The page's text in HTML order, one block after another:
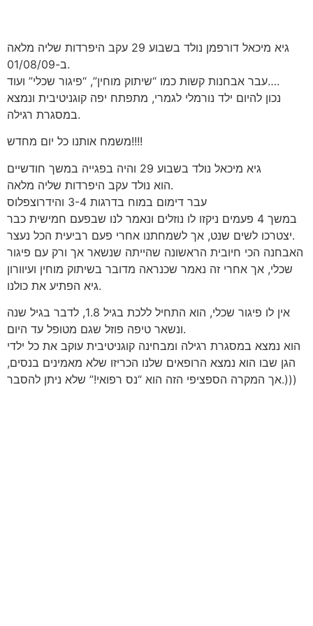
גיא מיכאל דורפמן נולד בשבוע 29 עקב היפרדות שליה מלאה
ב-01/08/09.
עבר אבחנות קשות כמו “שיתוק מוחין”, “פיגור שכלי” ועוד….
נכון להיום ילד נורמלי לגמרי, מתפתח יפה קוגניטיבית ונמצא
במסגרת רגילה.
משמח אותנו כל יום מחדש!!!!
גיא מיכאל נולד בשבוע 29 והיה בפגייה במשך חודשיים
הוא נולד עקב היפרדות שליה מלאה.
עבר דימום במוח בדרגות 3-4 והידרוצפלוס
במשך 4 פעמים ניקזו לו נוזלים ונאמר לנו שבפעם חמישית כבר
יצטרכו לשים שנט, אך לשמחתנו אחרי פעם רביעית הכל נעצר.
האבחנה הכי חיובית הראשונה שהייתה שנשאר אך ורק עם פיגור
שכלי, אך אחרי זה נאמר שכנראה מדובר בשיתוק מוחין ועיוורון
גיא הפתיע את כולנו.
אין לו פיגור שכלי, הוא התחיל ללכת בגיל 1.8, לדבר בגיל שנה
ונשאר טיפה פוזל שגם מטופל עד היום.
הוא נמצא במסגרת רגילה ומבחינה קוגניטיבית עוקב את כל ילדי
הגן שבו הוא נמצא הרופאים שלנו הכריזו שלא מאמינים בנסים,
אך המקרה הספציפי הזה הוא “נס רפואי!” שלא ניתן להסבר.)))